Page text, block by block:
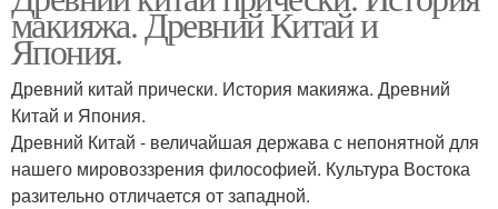
япония
макияжа. Древний Китай и
Япония.
Древний китай прически. История макияжа. Древний
Китай и Япония.
Древний Китай - величайшая держава с непонятной для
нашего мировоззрения философией. Культура Востока
разительно отличается от западной.